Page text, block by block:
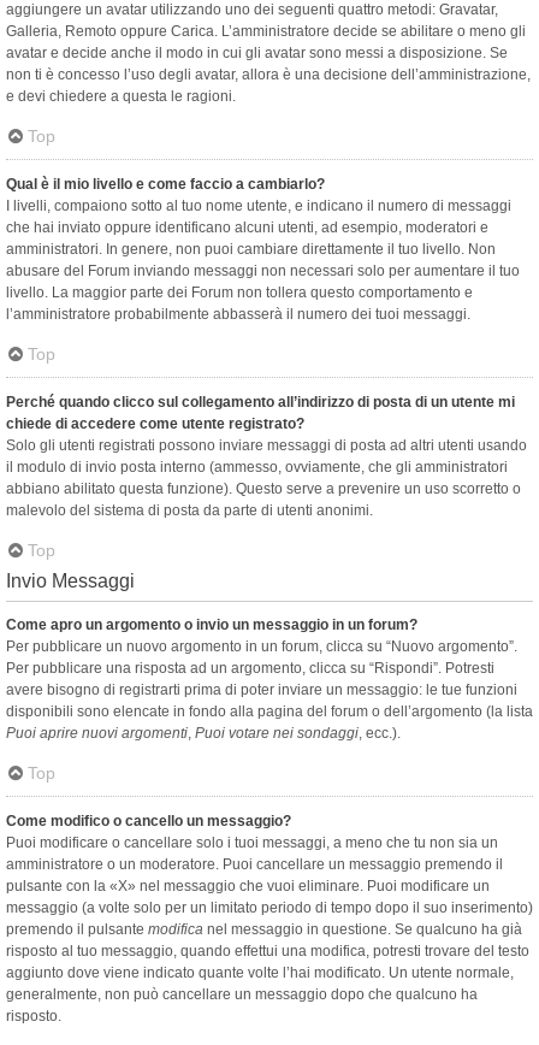
aggiungere un avatar utilizzando uno dei seguenti quattro metodi: Gravatar,
Galleria, Remoto oppure Carica. L’amministratore decide se abilitare o meno gli
avatar e decide anche il modo in cui gli avatar sono messi a disposizione. Se
non ti è concesso l’uso degli avatar, allora è una decisione dell’amministrazione,
e devi chiedere a questa le ragioni.
Top
Qual è il mio livello e come faccio a cambiarlo?
I livelli, compaiono sotto al tuo nome utente, e indicano il numero di messaggi
che hai inviato oppure identificano alcuni utenti, ad esempio, moderatori e
amministratori. In genere, non puoi cambiare direttamente il tuo livello. Non
abusare del Forum inviando messaggi non necessari solo per aumentare il tuo
livello. La maggior parte dei Forum non tollera questo comportamento e
l’amministratore probabilmente abbasserà il numero dei tuoi messaggi.
Top
Perché quando clicco sul collegamento all’indirizzo di posta di un utente mi
chiede di accedere come utente registrato?
Solo gli utenti registrati possono inviare messaggi di posta ad altri utenti usando
il modulo di invio posta interno (ammesso, ovviamente, che gli amministratori
abbiano abilitato questa funzione). Questo serve a prevenire un uso scorretto o
malevolo del sistema di posta da parte di utenti anonimi.
Top
Invio Messaggi
Come apro un argomento o invio un messaggio in un forum?
Per pubblicare un nuovo argomento in un forum, clicca su “Nuovo argomento”.
Per pubblicare una risposta ad un argomento, clicca su “Rispondi”. Potresti
avere bisogno di registrarti prima di poter inviare un messaggio: le tue funzioni
disponibili sono elencate in fondo alla pagina del forum o dell’argomento (la lista
Puoi aprire nuovi argomenti, Puoi votare nei sondaggi, ecc.).
Top
Come modifico o cancello un messaggio?
Puoi modificare o cancellare solo i tuoi messaggi, a meno che tu non sia un
amministratore o un moderatore. Puoi cancellare un messaggio premendo il
pulsante con la «X» nel messaggio che vuoi eliminare. Puoi modificare un
messaggio (a volte solo per un limitato periodo di tempo dopo il suo inserimento)
premendo il pulsante modifica nel messaggio in questione. Se qualcuno ha già
risposto al tuo messaggio, quando effettui una modifica, potresti trovare del testo
aggiunto dove viene indicato quante volte l’hai modificato. Un utente normale,
generalmente, non può cancellare un messaggio dopo che qualcuno ha
risposto.